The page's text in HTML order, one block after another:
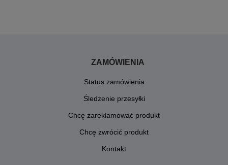
ZAMÓWIENIA
Status zamówienia
Śledzenie przesyłki
Chcę zareklamować produkt
Chcę zwrócić produkt
Kontakt